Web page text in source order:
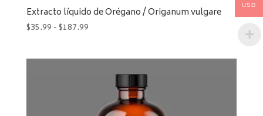
Extracto líquido de Orégano / Origanum vulgare
$35.99 -$187.99Rango
$187.99
USD